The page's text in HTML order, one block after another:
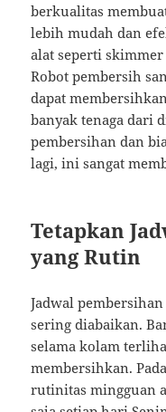
berkualitas
lebih mudah dan
alat seperti
Robot pembersih
dapat
banyak tenaga dari
pembersihan dan
lagi, ini sangat
Tetapkan
yang Rutin
Jadwal
sering diabaikan.
selama kolam
membersihkan.
rutinitas mingguan